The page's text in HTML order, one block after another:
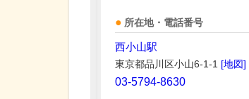
所在地・電話番号
西小山駅
東京都品川区小山6-1-1 [地図]
03-5794-8630